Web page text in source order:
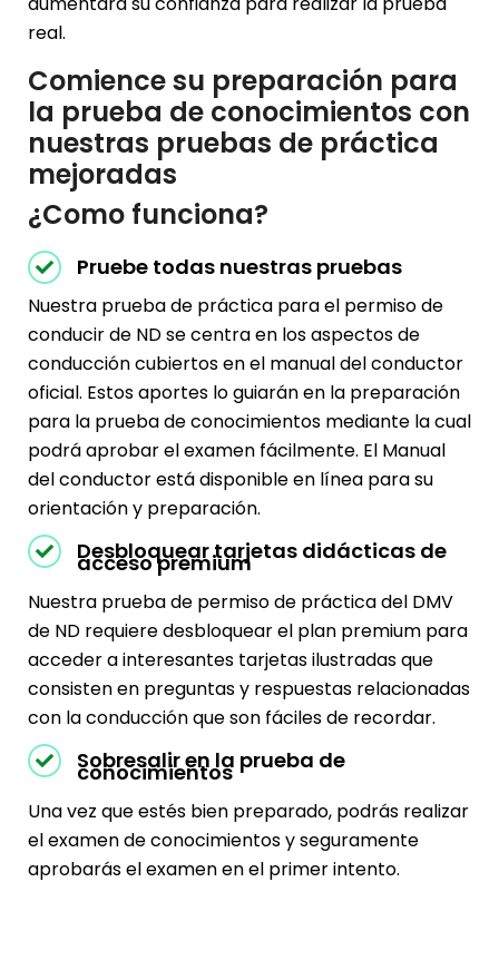
real.
Comience su preparación para
la prueba de conocimientos con
nuestras pruebas de práctica
mejoradas
¿Como funciona?
Pruebe todas nuestras pruebas
Nuestra prueba de práctica para el permiso de
conducir de ND se centra en los aspectos de
conducción cubiertos en el manual del conductor
oficial. Estos aportes lo guiarán en la preparación
para la prueba de conocimientos mediante la cual
podrá aprobar el examen fácilmente. El Manual
del conductor está disponible en línea para su
orientación y preparación.
Desbloquear tarjetas didácticas de
acceso premium
Nuestra prueba de permiso de práctica del DMV
de ND requiere desbloquear el plan premium para
acceder a interesantes tarjetas ilustradas que
consisten en preguntas y respuestas relacionadas
con la conducción que son fáciles de recordar.
Sobresalir en la prueba de
conocimientos
Una vez que estés bien preparado, podrás realizar
el examen de conocimientos y seguramente
aprobarás el examen en el primer intento.